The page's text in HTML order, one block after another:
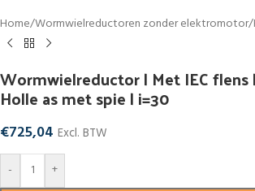
Home/Wormwielreductoren zonder elektromotor/
Wormwielreductor | Met IEC flens
Holle as met spie | i=30
€725,04 Excl. BTW
-
+